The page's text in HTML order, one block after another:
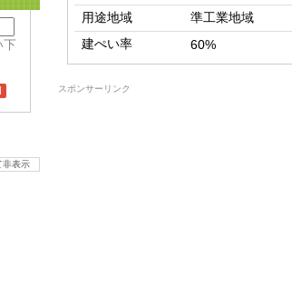
下
非表示
用途地域
準工業地域
建ぺい率
60%
スポンサーリンク